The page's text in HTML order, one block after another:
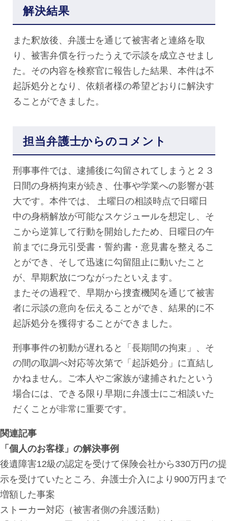
解決結果
また釈放後、弁護士を通じて被害者と連絡を取
り、被害弁償を行ったうえで示談を成立させまし
た。その内容を検察官に報告した結果、本件は不
起訴処分となり、依頼者様の希望どおりに解決す
ることができました。
担当弁護士からのコメント
刑事事件では、逮捕後に勾留されてしまうと２３
日間の身柄拘束が続き、仕事や学業への影響が甚
大です。本件では、 土曜日の相談時点で日曜日
中の身柄解放が可能なスケジュールを想定し、そ
こから逆算して行動を開始したため、日曜日の午
前までに身元引受書・誓約書・意見書を整えるこ
とができ、そして迅速に勾留阻止に動いたこと
が、早期釈放につながったといえます。
またその過程で、早期から捜査機関を通じて被害
者に示談の意向を伝えることができ、結果的に不
起訴処分を獲得することができました。
刑事事件の初動が遅れると「長期間の拘束」、そ
の間の取調べ対応等次第で「起訴処分」に直結し
かねません。ご本人やご家族が逮捕されたという
場合には、できる限り早期に弁護士にご相談いた
だくことが非常に重要です。
関連記事
「個人のお客様」の解決事例
後遺障害12級の認定を受けて保険会社から330万円の提
示を受けていたところ、弁護士介入により900万円まで
増額した事案
ストーカー対応（被害者側の弁護活動）